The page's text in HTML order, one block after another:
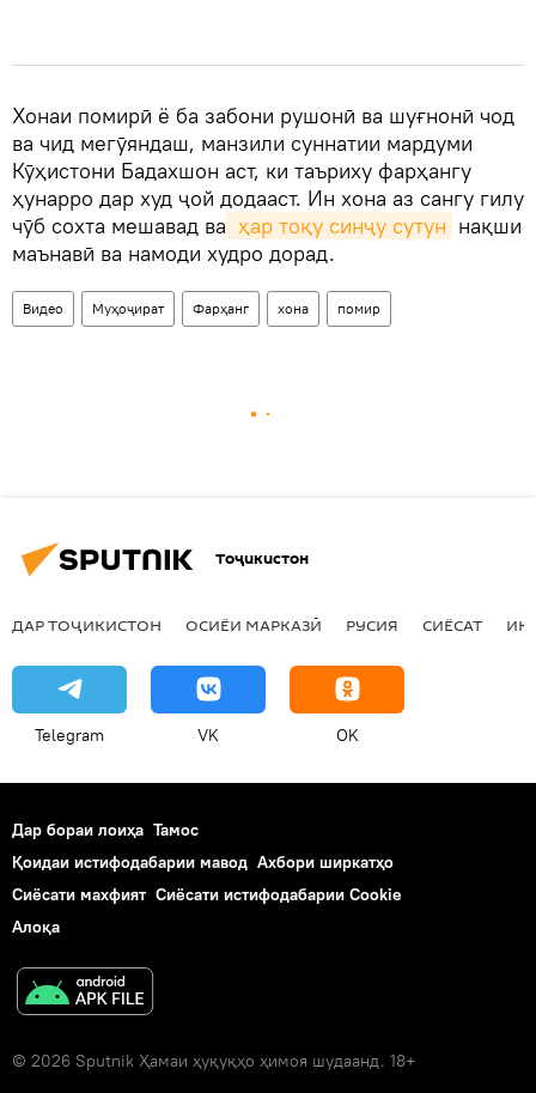
Хонаи помирӣ ё ба забони рушонӣ ва шуғнонӣ чод
ва чид мегӯяндаш, манзили суннатии мардуми
Кӯҳистони Бадахшон аст, ки таъриху фарҳангу
ҳунарро дар худ ҷой додааст. Ин хона аз сангу гилу
чӯб сохта мешавад ва ҳар тоқу синҷу сутун нақши
маънавӣ ва намоди худро дорад.
Видео Муҳоҷират Фарҳанг хона помир
Тоҷикистон
ДАР ТОҶИКИСТОН ОСИЁИ МАРКАЗӢ РУСИЯ СИЁСАТ
Telegram VK OK
Дар бораи лоиҳа Тамос
Қоидаи истифодабарии мавод Ахбори ширкатҳо
Сиёсати махфият Сиёсати истифодабарии Cookie
Алоқа
© 2026 Sputnik Ҳамаи ҳуқуқҳо ҳимоя шудаанд. 18+